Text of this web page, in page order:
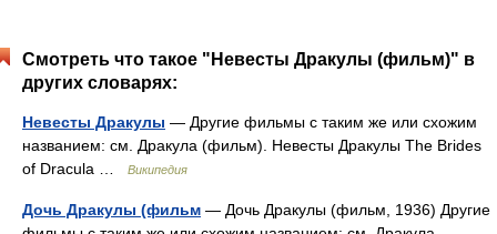
Смотреть что такое "Невесты Дракулы (фильм)" в
других словарях:
Невесты Дракулы — Другие фильмы с таким же или схожим
названием: см. Дракула (фильм). Невесты Дракулы The Brides
of Dracula …
Википедия
Дочь Дракулы (фильм — Дочь Дракулы (фильм, 1936) Другие